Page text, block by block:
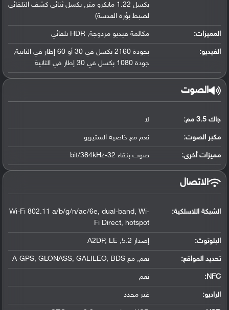
بكسل 1.22 مايكرو متر, بكسل ثنائي كشف التلقائي
لضبط بؤرة العدسة)
المميزات: مكالمة فيديو مزدوجة, HDR تلقائي
الفيديو:
بجودة 2160 بكسل في 30 أو 60 إطار في الثانية,
جودة 1080 بكسل في 30 إطار في الثانية
الصوت
جاك 3.5 مم: لا
مكبر الصوت: نعم مع خاصية الستيريو
مميزات أخرى: صوت بنقاء 32-bit/384kHz
الاتصال
الشبكة اللاسلكية:
Wi-Fi 802.11 a/b/g/n/ac/6e, dual-band, Wi-
Fi Direct, hotspot
البلوتوث: إصدار 5.2, A2DP, LE
تحديد المواقع: نعم, مع A-GPS, GLONASS, GALILEO, BDS
NFC
: نعم
الراديو: غير محدد